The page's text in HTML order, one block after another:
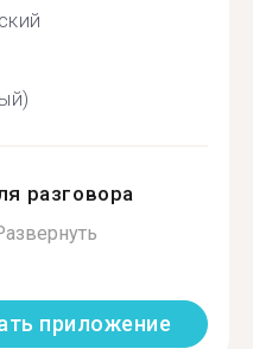
разговора
приложение